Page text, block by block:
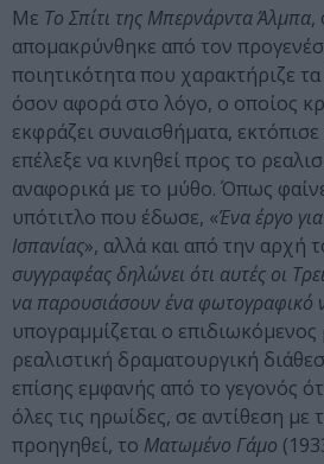
Με Το Σπίτι της Μπερνάρντα Άλμπα,
απομακρύνθηκε από τον
ποιητικότητα που χαρακτήριζε
όσον αφορά στο λόγο, ο οποίος
εκφράζει συναισθήματα,
επέλεξε να κινηθεί προς το
αναφορικά με το μύθο. Όπως
υπότιτλο που έδωσε, «Ένα έργο
Ισπανίας», αλλά και από την αρχή
συγγραφέας δηλώνει ότι αυτές οι
να παρουσιάσουν ένα φωτογραφικό
υπογραμμίζεται ο επιδιωκόμενος
ρεαλιστική δραματουργική
επίσης εμφανής από το γεγονός
όλες τις ηρωίδες, σε αντίθεση με
προηγηθεί, το Ματωμένο Γάμο